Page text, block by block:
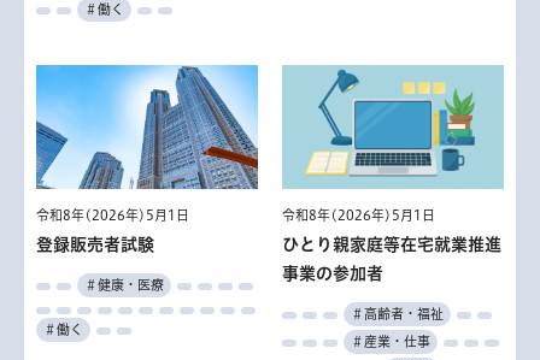
＃働く
令和8年(2026年)5月1日
登録販売者試験
＃健康・医療
＃働く
令和8年(2026年)5月1日
ひとり親家庭等在宅就業推進
事業の参加者
＃高齢者・福祉
＃産業・仕事